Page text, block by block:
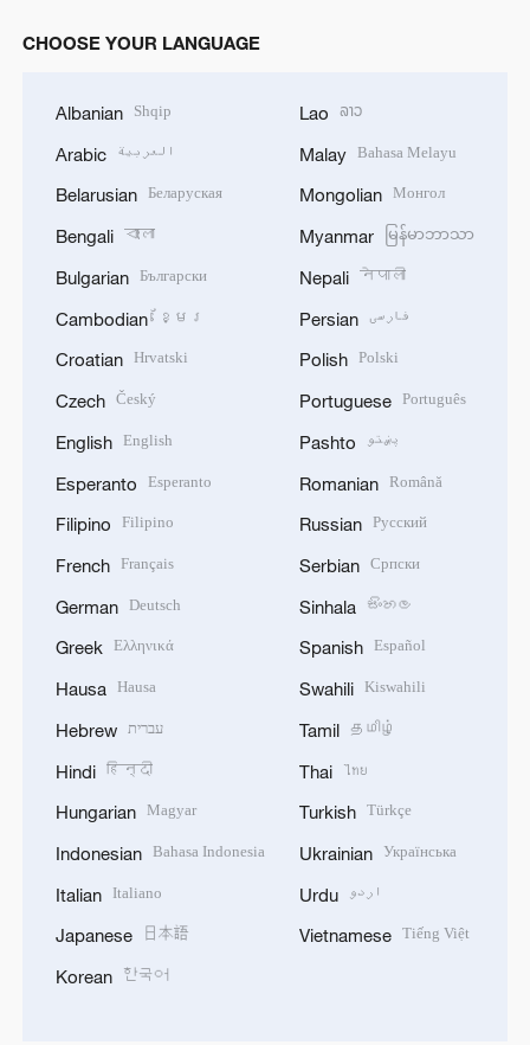
CHOOSE YOUR LANGUAGE
Albanian Shqip
Arabic العربية
Belarusian Беларуская
Bengali বাংলা
Bulgarian Български
Cambodian ខ្មែរ
Croatian Hrvatski
Czech Český
English English
Esperanto Esperanto
Filipino Filipino
French Français
German Deutsch
Greek Ελληνικά
Hausa Hausa
Hebrew עברית
Hindi हिन्दी
Hungarian Magyar
Indonesian Bahasa Indonesia
Italian Italiano
Japanese 日本語
Korean 한국어
Lao ລາວ
Malay Bahasa Melayu
Mongolian Монгол
Myanmar မြန်မာဘာသာ
Nepali नेपाली
Persian فارسی
Polish Polski
Portuguese Português
Pashto پښتو
Romanian Română
Russian Русский
Serbian Српски
Sinhala සිංහල
Spanish Español
Swahili Kiswahili
Tamil தமிழ்
Thai ไทย
Turkish Türkçe
Ukrainian Українська
Urdu اردو
Vietnamese Tiếng Việt